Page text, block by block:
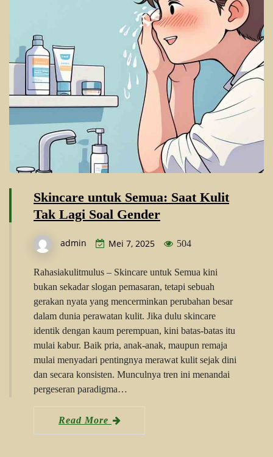
Skincare untuk Semua: Saat Kulit
Tak Lagi Soal Gender
admin Mei 7, 2025 504
Rahasiakulitmulus – Skincare untuk Semua kini
bukan sekadar slogan pemasaran, tetapi sebuah
gerakan nyata yang mencerminkan perubahan besar
dalam dunia perawatan kulit. Jika dulu skincare
identik dengan kaum perempuan, kini batas-batas itu
mulai kabur. Baik pria, anak-anak, maupun remaja
mulai menyadari pentingnya merawat kulit sejak dini
dan secara konsisten. Munculnya tren ini menandai
pergeseran paradigma…
Read More